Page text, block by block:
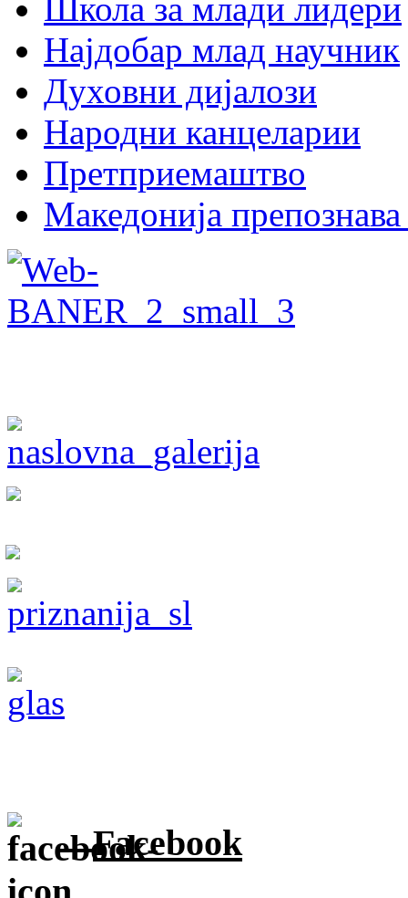
Школа за млади лидери
Најдобар млад научник
Духовни дијалози
Народни канцеларии
Претприемаштво
Македонија
Facebook